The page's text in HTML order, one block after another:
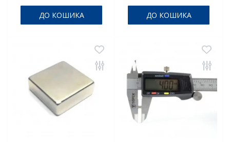
ДО КОШИКА ДО КОШИКА